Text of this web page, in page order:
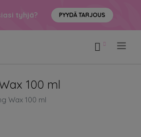
tyhjä? PYYDÄ TARJOUS
100 ml
Wax 100 ml